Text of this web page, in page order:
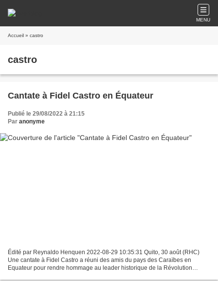
MENU
Accueil » castro
castro
Cantate à Fidel Castro en Équateur
Publié le 29/08/2022 à 21:15
Par anonyme
Édité par Reynaldo Henquen 2022-08-29 10:35:31 Quito, 30 août (RHC)
Une cantate à Fidel Castro a réuni des amis du pays des Caraïbes en
Equateur pour rendre hommage au leader historique de la Révolution